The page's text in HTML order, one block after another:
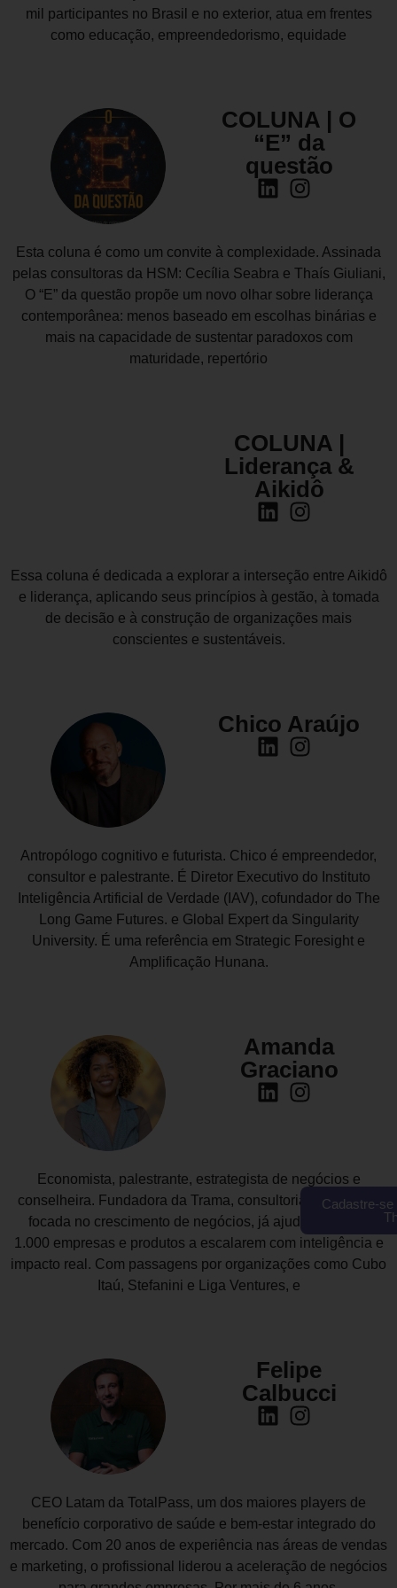
mil participantes no Brasil e no exterior, atua em frentes
como educação, empreendedorismo, equidade
COLUNA | O
“E” da
questão
Esta coluna é como um convite à complexidade. Assinada
pelas consultoras da HSM: Cecília Seabra e Thaís Giuliani,
O “E” da questão propõe um novo olhar sobre liderança
contemporânea: menos baseado em escolhas binárias e
mais na capacidade de sustentar paradoxos com
maturidade, repertório
COLUNA |
Liderança &
Aikidô
Essa coluna é dedicada a explorar a interseção entre Aikidô
e liderança, aplicando seus princípios à gestão, à tomada
de decisão e à construção de organizações mais
conscientes e sustentáveis.
Chico Araújo
Antropólogo cognitivo e futurista. Chico é empreendedor,
consultor e palestrante. É Diretor Executivo do Instituto
Inteligência Artificial de Verdade (IAV), cofundador do The
Long Game Futures. e Global Expert da Singularity
University. É uma referência em Strategic Foresight e
Amplificação Hunana.
Amanda
Graciano
Economista, palestrante, estrategista de negócios e
conselheira. Fundadora da Trama, consultoria estratégica
focada no crescimento de negócios, já ajudou mais de
1.000 empresas e produtos a escalarem com inteligência e
impacto real. Com passagens por organizações como Cubo
Itaú, Stefanini e Liga Ventures, e
Felipe
Calbucci
CEO Latam da TotalPass, um dos maiores players de
benefício corporativo de saúde e bem-estar integrado do
mercado. Com 20 anos de experiência nas áreas de vendas
e marketing, o profissional liderou a aceleração de negócios
Cadastre-